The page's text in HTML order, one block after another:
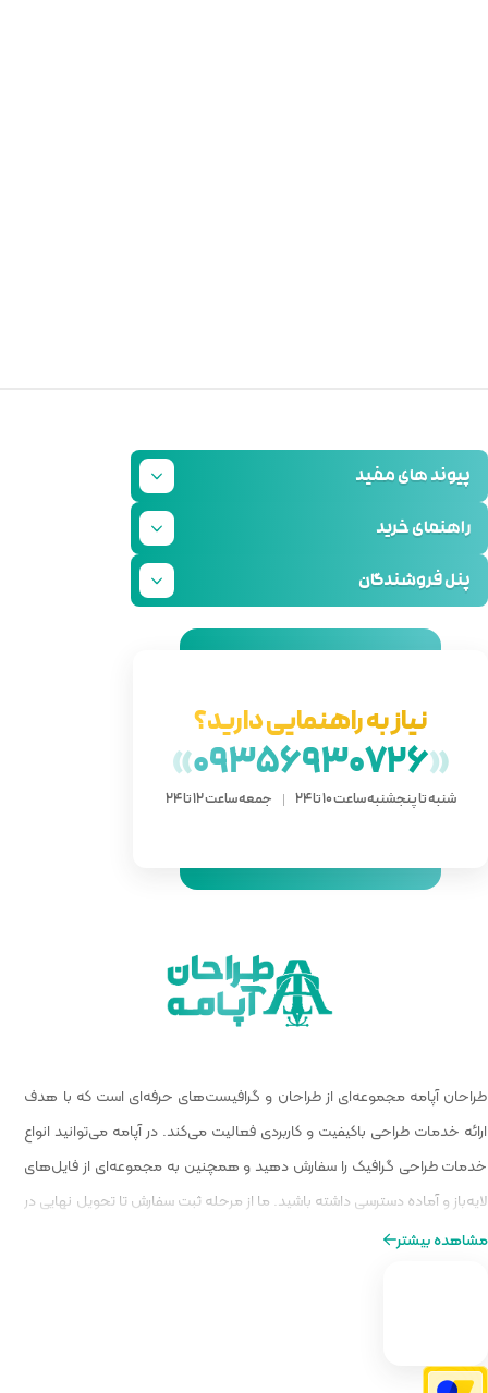
»
ساعت 12 تا 24
گرافیست‌های حرفه‌ای است که با هدف
می‌کند. در آپامه می‌توانید انواع
همچنین به مجموعه‌ای از فایل‌های
مرحله ثبت سفارش تا تحویل نهایی در
از طراحی را برایتان فراهم کنیم.